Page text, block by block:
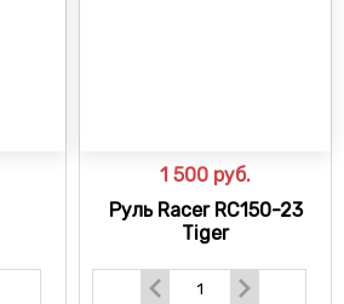
1 500 руб.
Руль Racer RC150-23
Tiger